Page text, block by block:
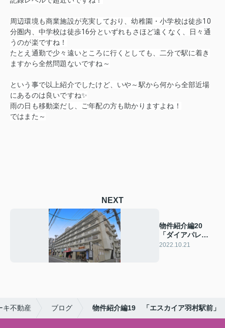
周辺環境も商業施設が充実しており、幼稚園・小学校は徒歩10
分圏内、中学校は徒歩16分といずれもさほど遠くなく、日々通
うのが楽ですね！
たとえ通勤で少々遠いところに行くとしても、二分で駅に着き
ますから全然問題ないですね～
という事で以上紹介でしたけど、いや～駅から何から全部近場
にあるのは良いですね✨
雨の日も移動楽だし、ご年配の方も助かりますよね！
ではまた～
NEXT
物件紹介編20
「ダイアパレス
調布」
2022.10.21
キ不動産 ブログ 物件紹介編19 「エスカイア羽村駅前」